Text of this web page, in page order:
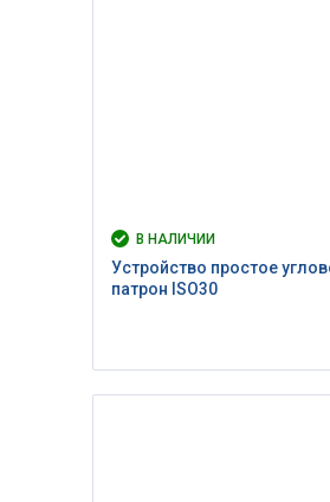
В НАЛИЧИИ
Устройство простое
патрон ISO30